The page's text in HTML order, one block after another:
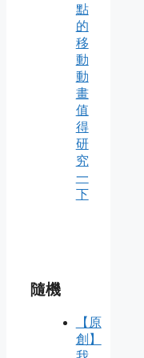
點
的
移
動
動
畫
值
得
研
究
一
下
隨機
【原
創】